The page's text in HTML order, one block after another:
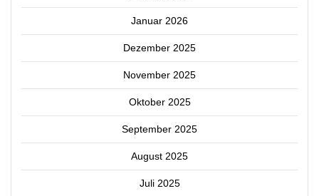
Januar 2026
Dezember 2025
November 2025
Oktober 2025
September 2025
August 2025
Juli 2025